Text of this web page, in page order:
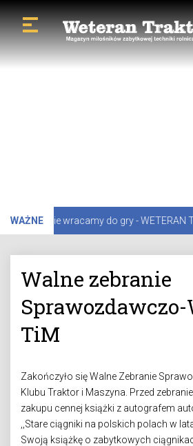
WAŻNE
przerwie wracamy do gry - WETERAN
Walne zebranie
TiM
Zakończyło się Walne Zebranie
Klubu Traktor i Maszyna. Przed
zakupu cennej książki z autografem
,,Stare ciągniki na polskich polach w
Swoją książkę o zabytkowych